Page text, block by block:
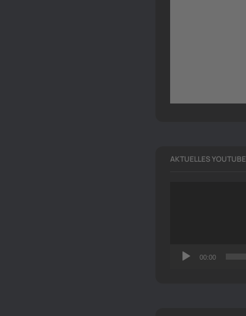
AKTUELLES
00:00